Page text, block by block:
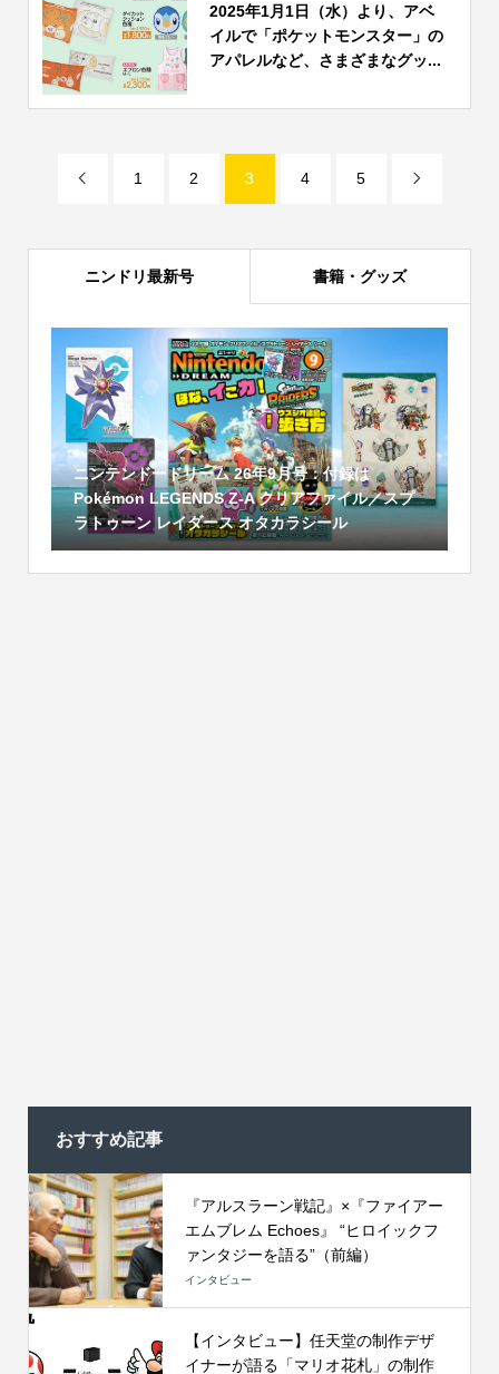
2025年1月1日（水）より、アベ
イルで「ポケットモンスター」の
アパレルなど、さまざまなグッ...
 1 2 3 4 5 
ニンドリ最新号 書籍・グッズ
ニンテンドードリーム 26年9月号：付録は
Pokémon LEGENDS Z-A クリアファイル／スプ
ラトゥーン レイダース オタカラシール
おすすめ記事
『アルスラーン戦記』×『ファイアー
エムブレム Echoes』 “ヒロイックフ
ァンタジーを語る”（前編）
インタビュー
【インタビュー】任天堂の制作デザ
イナーが語る「マリオ花札」の制作